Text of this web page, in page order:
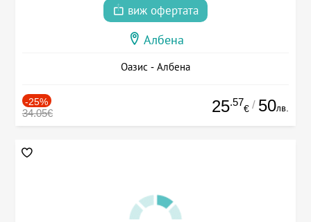
виж офертата
Албена
Оазис - Албена
-25%
34.05€ 25.57
€ / 50лв.